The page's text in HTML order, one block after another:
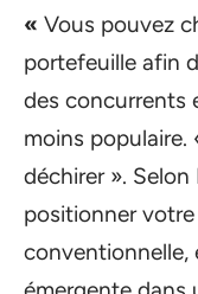
« Vous pouvez
portefeuille afin
des concurrents
moins populaire.
déchirer ».
positionner
conventionnelle,